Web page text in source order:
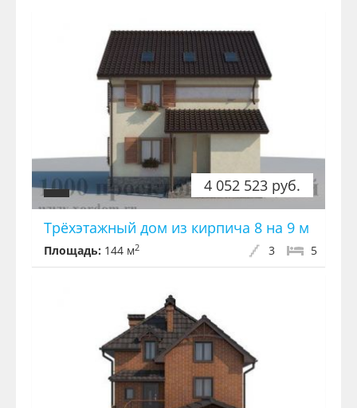
4 052 523 руб.
Трёхэтажный дом из кирпича 8 на 9 м
Площадь: 144 м2 5
3